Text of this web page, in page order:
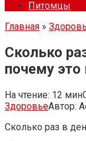
Питомцы
Главная »
Сколько
почему
На чтение: 12 мин
ЗдоровьеАвтор:
Сколько раз в